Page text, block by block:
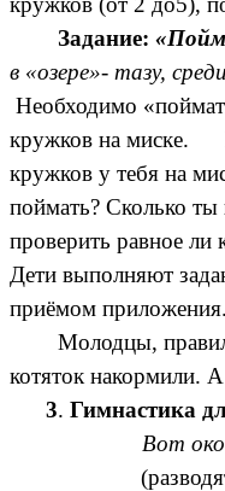
Задание:
в «озере»- тазу,
Необходимо
кружков на миске.
кружков у тебя на
поймать? Сколько
проверить равное ли
Дети выполняют
приёмом приложения.
Молодцы,
котяток накормили.
3. Гимнастика
Вот